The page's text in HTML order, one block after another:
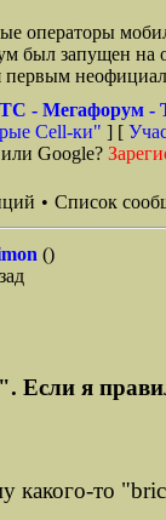
операторы
был запущен на
- Мегафорум -
Сell-ки" ] [
Google?
• Список
()
я
какого-то